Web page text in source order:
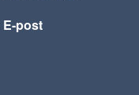
E-post